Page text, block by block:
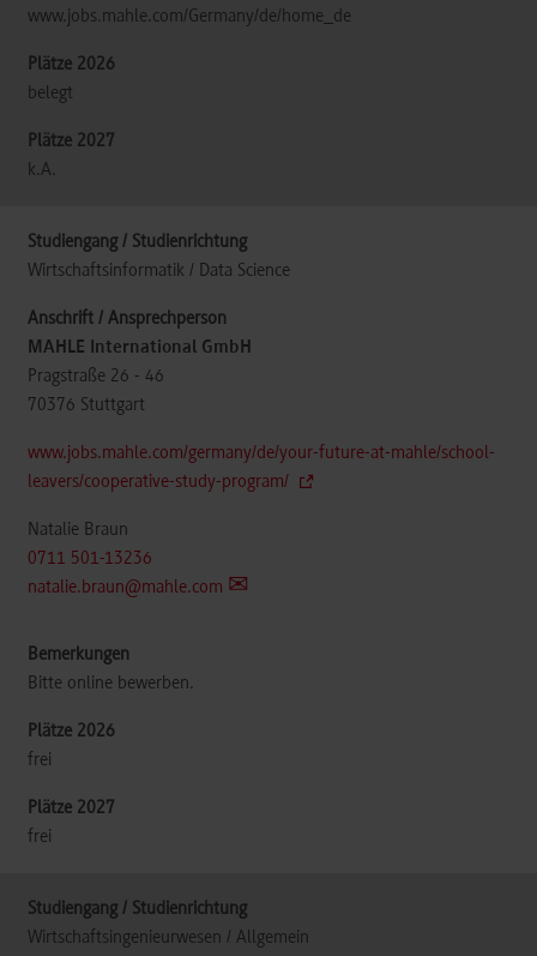
www.jobs.mahle.com/Germany/de/home_de
belegt
k.A.
Wirtschaftsinformatik / Data Science
MAHLE International GmbH
Pragstraße 26 - 46
70376 Stuttgart
www.jobs.mahle.com/germany/de/your-future-at-mahle/school-
leavers/cooperative-study-program/
Natalie Braun
0711 501-13236
natalie.braun@mahle.com
Bitte online bewerben.
frei
frei
Wirtschaftsingenieurwesen / Allgemein